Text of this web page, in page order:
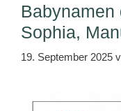
Babynamen
Sophia,
19. September 2025